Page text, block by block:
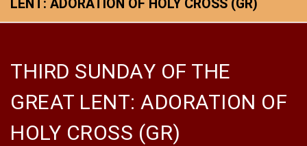
LENT: ADORATION OF HOLY CROSS (GR)
THIRD SUNDAY OF THE
GREAT LENT: ADORATION OF
HOLY CROSS (GR)